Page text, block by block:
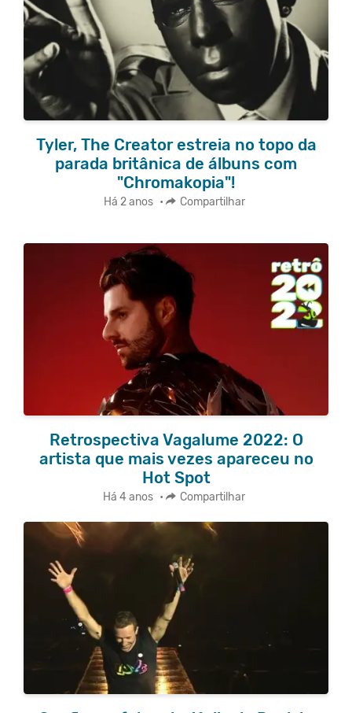
Tyler, The Creator estreia no topo da
parada britânica de álbuns com
"Chromakopia"!
Há 2 anos • Compartilhar
Retrospectiva Vagalume 2022: O
artista que mais vezes apareceu no
Hot Spot
Há 4 anos • Compartilhar